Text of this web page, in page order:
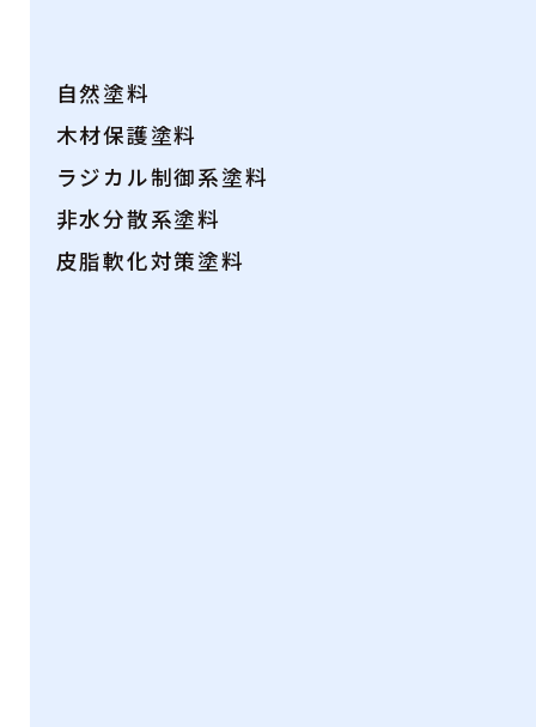
自然塗料
木材保護塗料
ラジカル制御系塗料
非水分散系塗料
皮脂軟化対策塗料